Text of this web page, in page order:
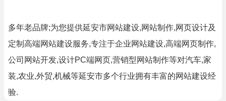
多年老品牌;为您提供延安市网站建设,网站制作,网页设计及
定制高端网站建设服务,专注于企业网站建设,高端网页制作,
公司网站开发,设计PC端网页,营销型网站制作等对汽车,家
装,农业,外贸,机械等延安市多个行业拥有丰富的网站建设经
验.